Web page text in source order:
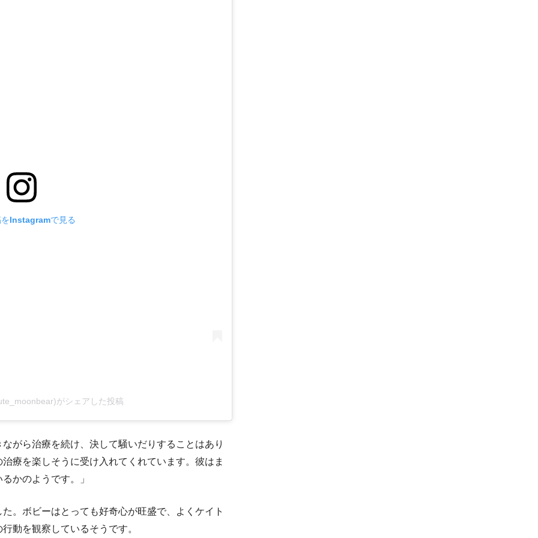
をInstagramで見る
がシェアした投稿
がら治療を続け、決して騒いだりすることはあり
療を楽しそうに受け入れてくれています。彼はま
かのようです。」
。ボビーはとっても好奇心が旺盛で、よくケイト
動を観察しているそうです。